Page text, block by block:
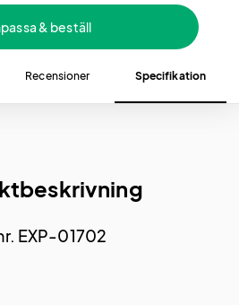
& beställ
Recensioner Specifikation
EXP-01702